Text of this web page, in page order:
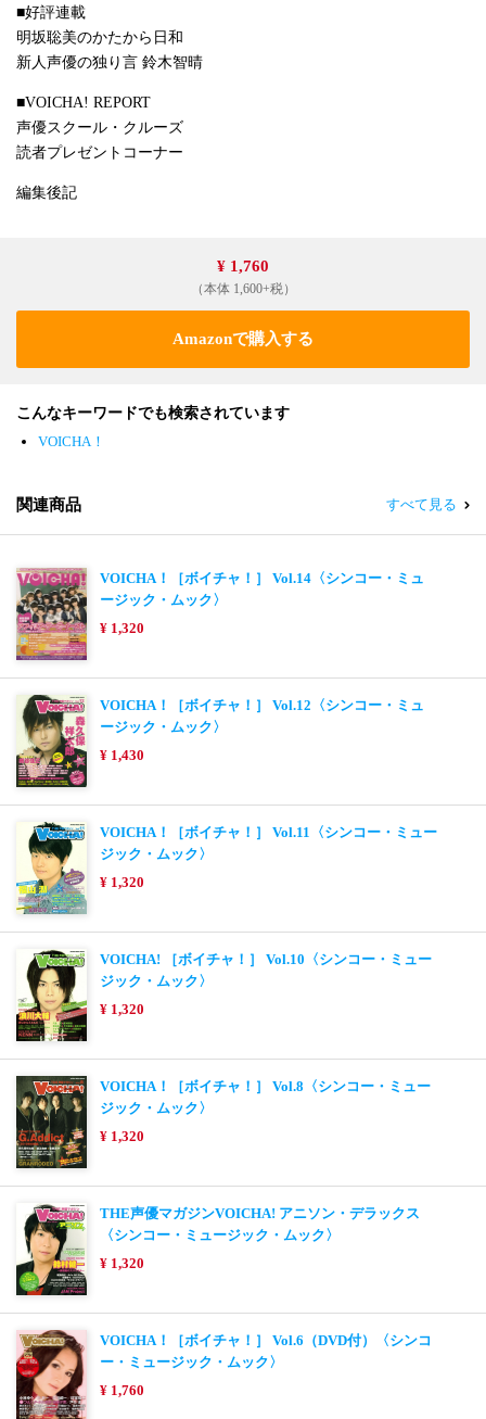
■好評連載
明坂聡美のかたから日和
新人声優の独り言 鈴木智晴
■VOICHA! REPORT
声優スクール・クルーズ
読者プレゼントコーナー
編集後記
¥ 1,760
（本体 1,600+税）
Amazonで購入する
こんなキーワードでも検索されています
VOICHA！
関連商品 すべて見る
VOICHA！［ボイチャ！］ Vol.14〈シンコー・ミュ
ージック・ムック〉
¥ 1,320
VOICHA！［ボイチャ！］ Vol.12〈シンコー・ミュ
ージック・ムック〉
¥ 1,430
VOICHA！［ボイチャ！］ Vol.11〈シンコー・ミュー
ジック・ムック〉
¥ 1,320
VOICHA! ［ボイチャ！］ Vol.10〈シンコー・ミュー
ジック・ムック〉
¥ 1,320
VOICHA！［ボイチャ！］ Vol.8〈シンコー・ミュー
ジック・ムック〉
¥ 1,320
THE声優マガジンVOICHA! アニソン・デラックス
〈シンコー・ミュージック・ムック〉
¥ 1,320
VOICHA！［ボイチャ！］ Vol.6（DVD付）〈シンコ
ー・ミュージック・ムック〉
¥ 1,760